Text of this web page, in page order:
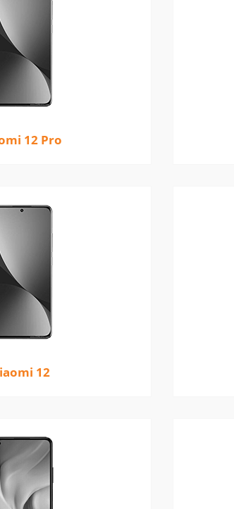
12 Pro
12